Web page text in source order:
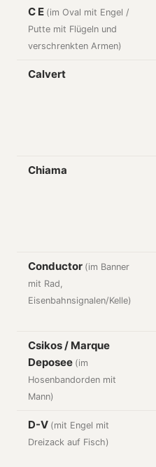
C E (im Oval mit Engel /
Putte mit Flügeln und
verschrenkten Armen)
Calvert
Chiama
Conductor (im Banner
mit Rad,
Eisenbahnsignalen/Kelle)
Csikos / Marque
Deposee (im
Hosenbandorden mit
Mann)
D-V (mit Engel mit
Dreizack auf Fisch)